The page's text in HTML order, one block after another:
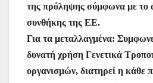
της πρόληψης σύμφωνα με το
συνθήκης της ΕΕ.
Για τα μεταλλαγμένα:
δυνατή χρήση Γενετικά
οργανισμών, διατηρεί η κάθε